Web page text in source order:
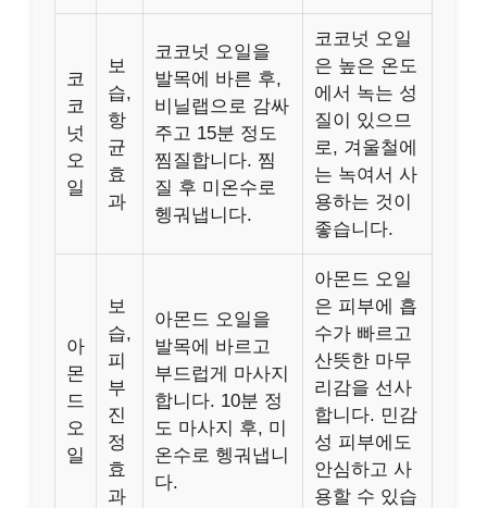
코
코
넛
오
일
보
습,
항
균
효
과
코코넛 오일을
발목에 바른 후,
비닐랩으로 감싸
주고 15분 정도
찜질합니다. 찜
질 후 미온수로
헹궈냅니다.
코코넛 오일
은 높은 온도
에서 녹는 성
질이 있으므
로, 겨울철에
는 녹여서 사
용하는 것이
좋습니다.
아
몬
드
오
일
보
습,
피
부
진
정
효
과
아몬드 오일을
발목에 바르고
부드럽게 마사지
합니다. 10분 정
도 마사지 후, 미
온수로 헹궈냅니
다.
아몬드 오일
은 피부에 흡
수가 빠르고
산뜻한 마무
리감을 선사
합니다. 민감
성 피부에도
안심하고 사
용할 수 있습